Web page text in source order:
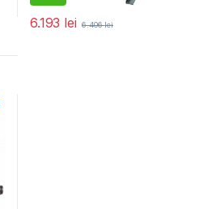
6.193 lei 6.406lei